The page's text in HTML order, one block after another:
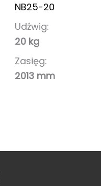
NB25-20
Udźwig:
20 kg
Zasięg:
2013 mm